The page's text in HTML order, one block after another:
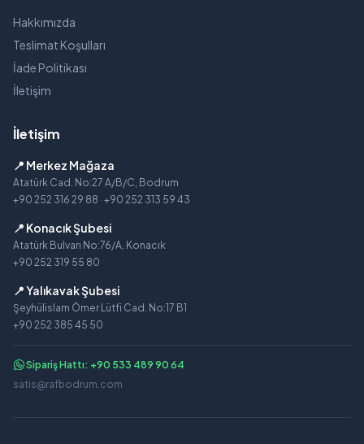
Hakkımızda
Teslimat Koşulları
İade Politikası
İletişim
İletişim
📍 Merkez Mağaza
Atatürk Cad. No:27 A/B/C, Bodrum
+90 252 316 29 88 · +90 252 313 59 43
📍 Konacık Şubesi
Atatürk Bulvarı No:76/A, Konacık
+90 252 319 55 80
📍 Yalıkavak Şubesi
Şeyhülislam Ömer Lütfi Cad. No:17 B1
+90 252 385 45 50
Sipariş Hattı: +90 533 489 90 64
satis@rafbodrum.com